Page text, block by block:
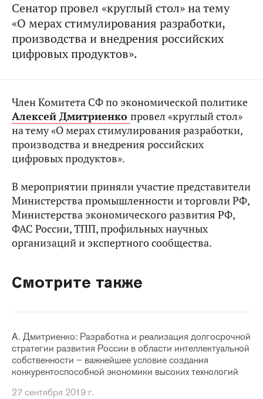
Сенатор провел «круглый стол» на тему
«О мерах стимулирования разработки,
производства и внедрения российских
цифровых продуктов».
Член Комитета СФ по экономической политике
Алексей Дмитриенко провел «круглый стол»
на тему «О мерах стимулирования разработки,
производства и внедрения российских
цифровых продуктов».
В мероприятии приняли участие представители
Министерства промышленности и торговли РФ,
Министерства экономического развития РФ,
ФАС России, ТПП, профильных научных
организаций и экспертного сообщества.
Смотрите также
А. Дмитриенко: Разработка и реализация долгосрочной
стратегии развития России в области интеллектуальной
собственности – важнейшее условие создания
конкурентоспособной экономики высоких технологий
27 сентября 2019 г.